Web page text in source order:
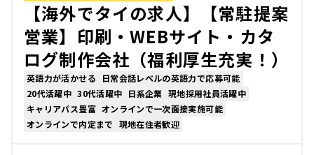
【海外でタイの求人】【常駐提案
営業】印刷・WEBサイト・カタ
ログ制作会社（福利厚生充実！）
英語力が活かせる
日常会話レベルの英語力で応募可能
20代活躍中 30代活躍中 日系企業 現地採用社員活躍中
キャリアパス豊富 オンラインで一次面接実施可能
オンラインで内定まで 現地在住者歓迎